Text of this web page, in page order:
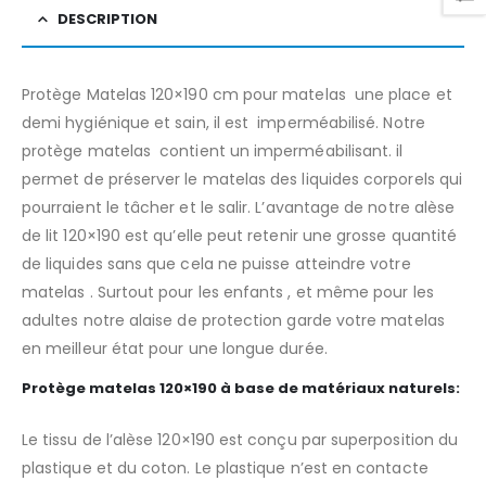
DESCRIPTION
Protège Matelas 120×190 cm pour matelas une place et
demi hygiénique et sain, il est imperméabilisé. Notre
protège matelas contient un imperméabilisant. il
permet de préserver le matelas des liquides corporels qui
pourraient le tâcher et le salir. L’avantage de notre alèse
de lit 120×190 est qu’elle peut retenir une grosse quantité
de liquides sans que cela ne puisse atteindre votre
matelas . Surtout pour les enfants , et même pour les
adultes notre alaise de protection garde votre matelas
en meilleur état pour une longue durée.
Protège matelas 120×190 à base de matériaux naturels:
Le tissu de l’alèse 120×190 est conçu par superposition du
plastique et du coton. Le plastique n’est en contacte